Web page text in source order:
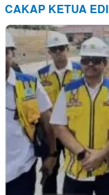
CAKAP KETUA EDI